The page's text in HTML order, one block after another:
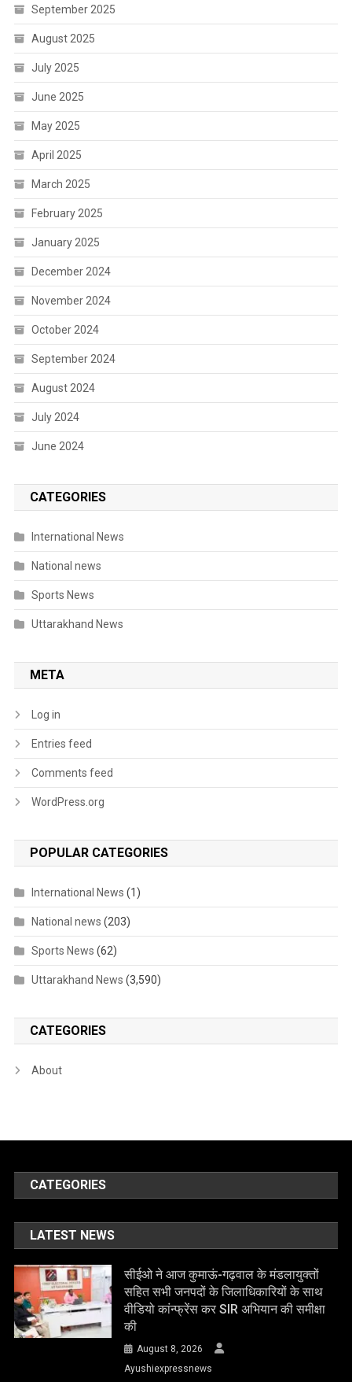
September 2025
August 2025
July 2025
June 2025
May 2025
April 2025
March 2025
February 2025
January 2025
December 2024
November 2024
October 2024
September 2024
August 2024
July 2024
June 2024
CATEGORIES
International News
National news
Sports News
Uttarakhand News
META
Log in
Entries feed
Comments feed
WordPress.org
POPULAR CATEGORIES
International News (1)
National news (203)
Sports News (62)
Uttarakhand News (3,590)
CATEGORIES
About
CATEGORIES
LATEST NEWS
सीईओ ने आज कुमाऊं-गढ़वाल के मंडलायुक्तों
सहित सभी जनपदों के जिलाधिकारियों के साथ
वीडियो कांन्फ्रेंस कर SIR अभियान की समीक्षा
की
August 8, 2026
Ayushiexpressnews